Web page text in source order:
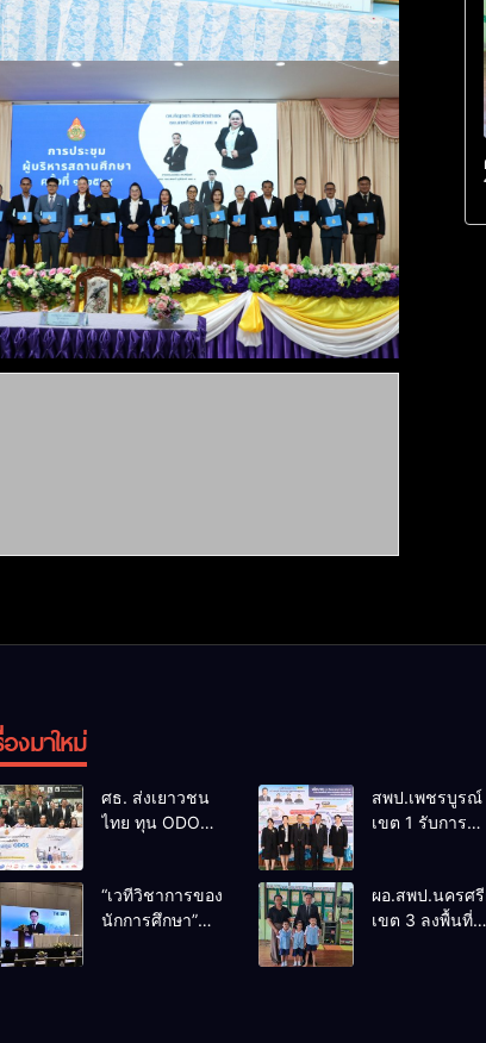
องมาใหม่
ศธ. ส่งเยาวชน
ไทย ทุน ODOS
นำในสหราช
อาณาจักรหนุน
สพป.เพชรบูรณ์
เขต 1 รับการ
ประจักษ์ คัดเลื
“ก.ต.ป.น.
“เวทีวิชาการของ
นักการศึกษา”
ผอ.สพป.นครศรี
เขต 3 ลงพื้นที่